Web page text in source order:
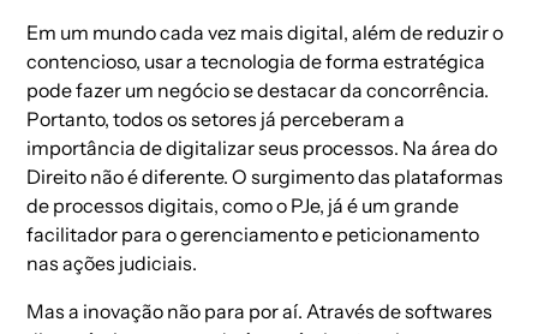
Em um mundo cada vez mais digital, além de reduzir o
contencioso, usar a tecnologia de forma estratégica
pode fazer um negócio se destacar da concorrência.
Portanto, todos os setores já perceberam a
importância de digitalizar seus processos. Na área do
Direito não é diferente. O surgimento das plataformas
de processos digitais, como o PJe, já é um grande
facilitador para o gerenciamento e peticionamento
nas ações judiciais.
Mas a inovação não para por aí. Através de softwares